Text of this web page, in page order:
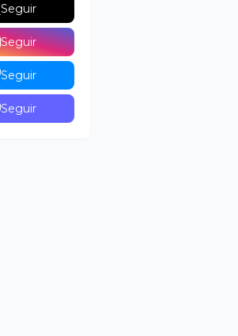
Seguir
Seguir
Seguir
Seguir